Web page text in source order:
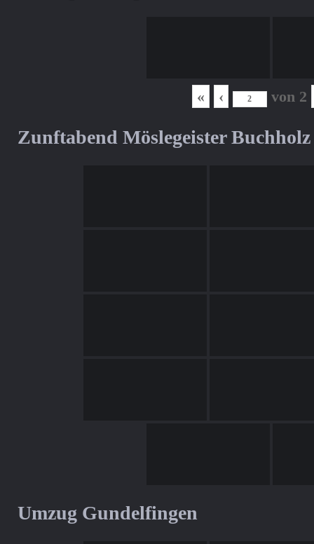
« ‹ von 2
Zunftabend Möslegeister Buchholz
Umzug Gundelfingen